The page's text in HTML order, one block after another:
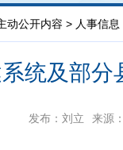
动公开内容 > 人事信息
统及部
发布：刘立 来源